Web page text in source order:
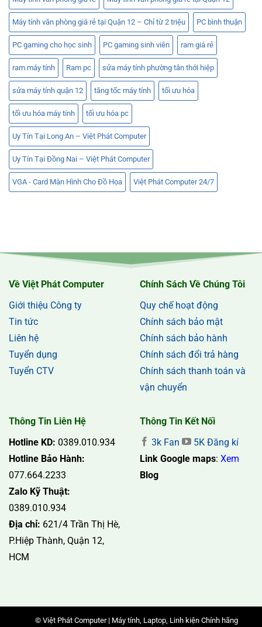
Máy tính văn phòng giá rẻ tại Quận 12 – Chỉ từ 2 triệu PC bình thuận
PC gaming cho học sinh PC gaming sinh viên ram giá rẻ
ram máy tính Ram pc sửa máy tính phường tân thới hiệp
sửa máy tính quận 12 tăng tốc máy tính tối ưu hóa
tối ưu hóa máy tính tối ưu hóa pc
Uy Tín Tại Long An – Việt Phát Computer
Uy Tín Tại Đồng Nai – Việt Phát Computer
VGA - Card Màn Hình Cho Đồ Họa Việt Phát Computer 24/7
Về Việt Phát Computer
Giới thiệu Công ty
Tin tức
Liên hệ
Tuyển dụng
Tuyển CTV
Chính Sách Về Chúng Tôi
Quy chế hoạt động
Chính sách bảo mật
Chính sách bảo hành
Chính sách đổi trả hàng
Chính sách thanh toán và
vận chuyển
Thông Tin Liên Hệ
Hotline KD: 0389.010.934
Hotline Bảo Hành:
077.664.2233
Zalo Kỹ Thuật:
0389.010.934
Địa chỉ: 621/4 Trần Thị Hè,
P.Hiệp Thành, Quận 12,
HCM
Thông Tin Kết Nối
3k Fan
5K Đăng kí
Link Google maps: Xem
Blog
© Việt Phát Computer | Máy tính, Laptop, Linh kiện Chính hãng